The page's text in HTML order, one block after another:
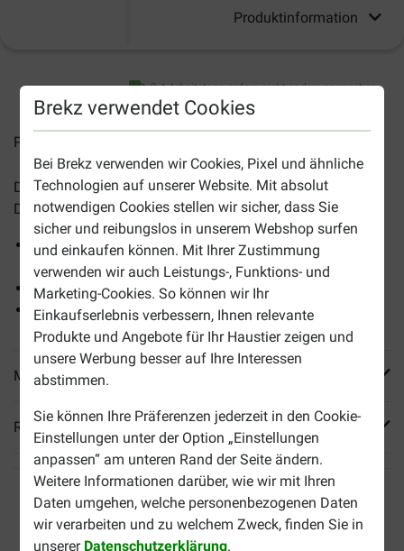
Brekz verwendet Cookies
Bei Brekz verwenden wir Cookies, Pixel und ähnliche
Technologien auf unserer Website. Mit absolut
notwendigen Cookies stellen wir sicher, dass Sie
sicher und reibungslos in unserem Webshop surfen
und einkaufen können. Mit Ihrer Zustimmung
verwenden wir auch Leistungs-, Funktions- und
Marketing-Cookies. So können wir Ihr
Einkaufserlebnis verbessern, Ihnen relevante
Produkte und Angebote für Ihr Haustier zeigen und
unsere Werbung besser auf Ihre Interessen
abstimmen.
Sie können Ihre Präferenzen jederzeit in den Cookie-
Einstellungen unter der Option „Einstellungen
anpassen“ am unteren Rand der Seite ändern.
Weitere Informationen darüber, wie wir mit Ihren
Daten umgehen, welche personenbezogenen Daten
wir verarbeiten und zu welchem Zweck, finden Sie in
unserer Datenschutzerklärung.
Produktinformation
2-4 Arbeitstage, sofern nicht anders angegeben
Preise inkl. MwSt zzgl.
DieTrixie Kleine Autodecke mit Seitenwändenist eine
Decke zur Sicherheit Ihrer Hunde im Auto.
Halten Sie Ihr Auto sauber, wenn Sie Ihren Hund
transportieren
Verhindert Springen im Auto
Einfache Montage und Demontage
Mehr Produktinfos
Reviews